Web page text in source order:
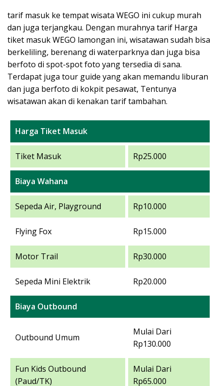
tarif masuk ke tempat wisata WEGO ini cukup murah
dan juga terjangkau. Dengan murahnya tarif Harga
tiket masuk WEGO lamongan ini, wisatawan sudah bisa
berkeliling, berenang di waterparknya dan juga bisa
berfoto di spot-spot foto yang tersedia di sana.
Terdapat juga tour guide yang akan memandu liburan
dan juga berfoto di kokpit pesawat, Tentunya
wisatawan akan di kenakan tarif tambahan.
Harga Tiket Masuk
Tiket Masuk Rp25.000
Biaya Wahana
Sepeda Air, Playground Rp10.000
Flying Fox Rp15.000
Motor Trail Rp30.000
Sepeda Mini Elektrik Rp20.000
Biaya Outbound
Outbound Umum
Mulai Dari
Rp130.000
Fun Kids Outbound
(Paud/TK)
Mulai Dari
Rp65.000